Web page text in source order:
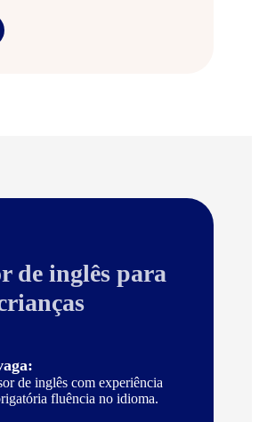
de inglês para
de inglês com experiência
fluência no idioma.